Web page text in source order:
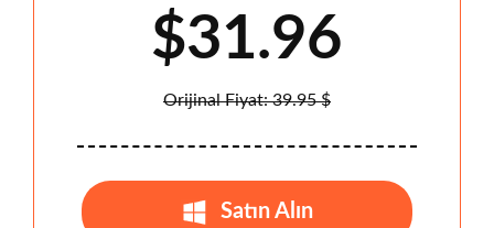
$31.96
Orijinal Fiyat: 39.95 $
Satın Alın